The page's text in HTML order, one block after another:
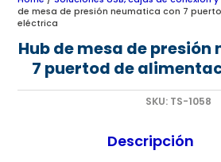
de mesa de presión neumatica con 7
eléctrica
Hub de mesa de
7 puertod de
SKU: TS-1058
Descripción